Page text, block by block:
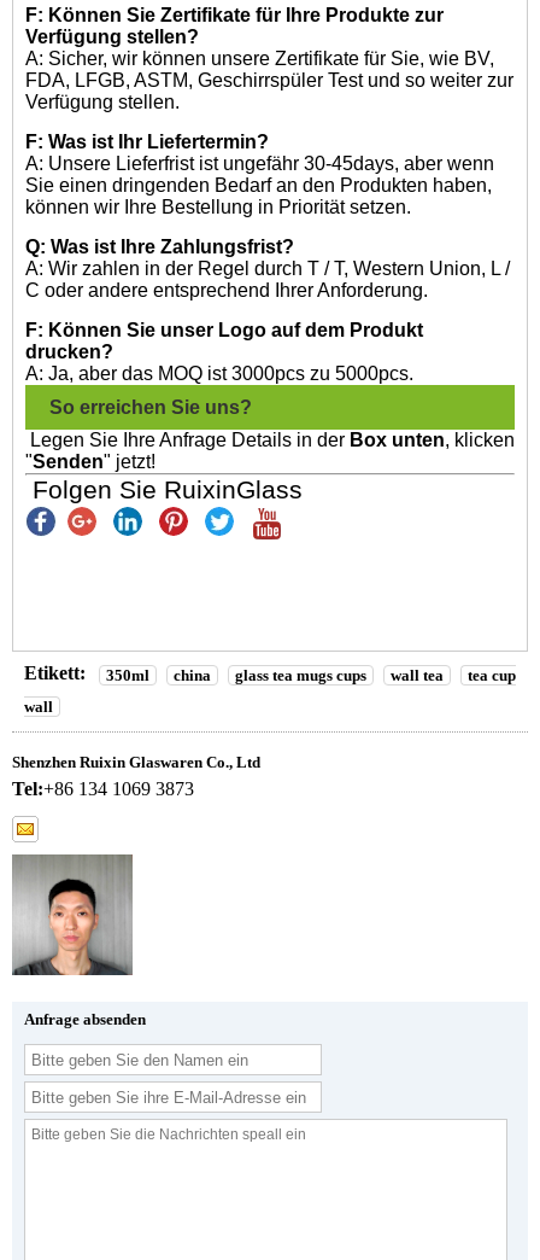
F: Können Sie Zertifikate für Ihre Produkte zur
Verfügung stellen?
A: Sicher, wir können unsere Zertifikate für Sie, wie BV,
FDA, LFGB, ASTM, Geschirrspüler Test und so weiter zur
Verfügung stellen.
F: Was ist Ihr Liefertermin?
A: Unsere Lieferfrist ist ungefähr 30-45days, aber wenn
Sie einen dringenden Bedarf an den Produkten haben,
können wir Ihre Bestellung in Priorität setzen.
Q: Was ist Ihre Zahlungsfrist?
A: Wir zahlen in der Regel durch T / T, Western Union, L /
C oder andere entsprechend Ihrer Anforderung.
F: Können Sie unser Logo auf dem Produkt
drucken?
A: Ja, aber das MOQ ist 3000pcs zu 5000pcs.
So erreichen Sie uns?
Legen Sie Ihre Anfrage Details in der Box unten, klicken
"Senden" jetzt!
Folgen Sie RuixinGlass
Etikett: 350ml china glass tea mugs cups wall tea
tea cup
wall
Shenzhen Ruixin Glaswaren Co., Ltd
Tel:+86 134 1069 3873
Anfrage absenden